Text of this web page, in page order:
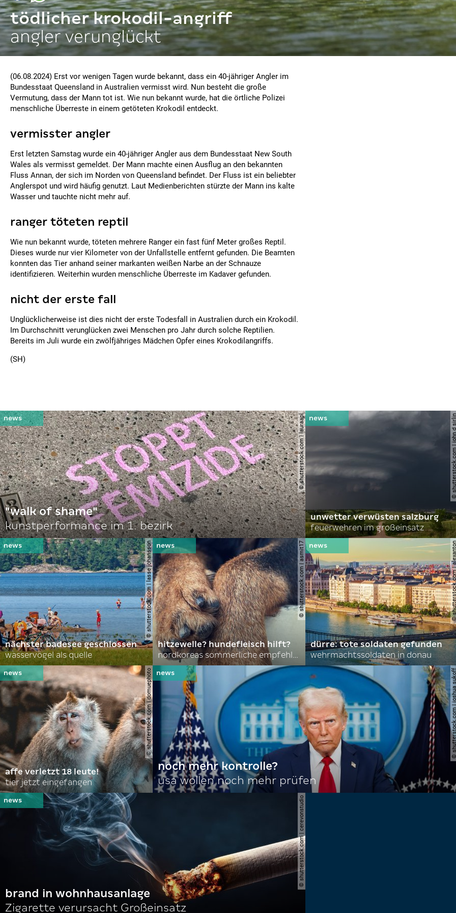
tödlicher krokodil-angriff
angler verunglückt
(06.08.2024) Erst vor wenigen Tagen wurde bekannt, dass ein 40-jähriger Angler im
Bundesstaat Queensland in Australien vermisst wird. Nun besteht die große
Vermutung, dass der Mann tot ist. Wie nun bekannt wurde, hat die örtliche Polizei
menschliche Überreste in einem getöteten Krokodil entdeckt.
vermisster angler
Erst letzten Samstag wurde ein 40-jähriger Angler aus dem Bundesstaat New South
Wales als vermisst gemeldet. Der Mann machte einen Ausflug an den bekannten
Fluss Annan, der sich im Norden von Queensland befindet. Der Fluss ist ein beliebter
Anglerspot und wird häufig genutzt. Laut Medienberichten stürzte der Mann ins kalte
Wasser und tauchte nicht mehr auf.
ranger töteten reptil
Wie nun bekannt wurde, töteten mehrere Ranger ein fast fünf Meter großes Reptil.
Dieses wurde nur vier Kilometer von der Unfallstelle entfernt gefunden. Die Beamten
konnten das Tier anhand seiner markanten weißen Narbe an der Schnauze
identifizieren. Weiterhin wurden menschliche Überreste im Kadaver gefunden.
nicht der erste fall
Unglücklicherweise ist dies nicht der erste Todesfall in Australien durch ein Krokodil.
Im Durchschnitt verunglücken zwei Menschen pro Jahr durch solche Reptilien.
Bereits im Juli wurde ein zwölfjähriges Mädchen Opfer eines Krokodilangriffs.
(SH)
© shutterstock.com | lauraapl
"walk of shame"
kunstperformance im 1. bezirk
©
unwetter verwüsten salzburg
feuerwehren im großeinsatz
© shutterstock.com | lasse johansson
nächster badesee geschlossen
wasservögel als quelle
© shutterstock.com | asmit17
hitzewelle? hundefleisch hilft?
nordkoreas sommerliche empfehlungen
©
dürre: tote soldaten gefunden
wehrmachtssoldaten in donau
© shutterstock.com | domuephoto
affe verletzt 18 leute!
tier jetzt eingefangen
©
noch mehr kontrolle?
usa wollen noch mehr prüfen
© shutterstock.com | cerevonstudio
brand in wohnhausanlage
Zigarette verursacht Großeinsatz